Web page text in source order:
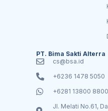
PT. Bima Sakti Alterra
cs@bsa.id
+6236 1478 5050
+6281 13800 8800
Jl. Melati No.61,